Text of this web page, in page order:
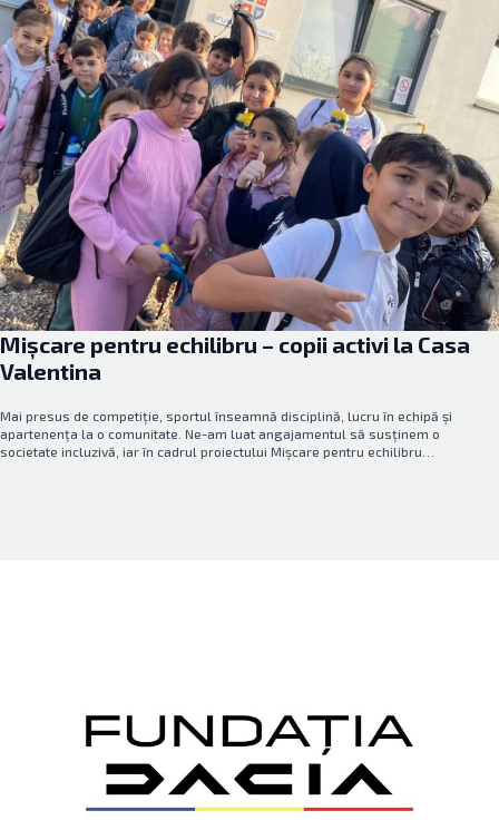
Mișcare pentru echilibru – copii activi la Casa
Valentina
Mai presus de competiție, sportul înseamnă disciplină, lucru în echipă și
apartenența la o comunitate. Ne-am luat angajamentul să susținem o
societate incluzivă, iar în cadrul proiectului Mișcare pentru echilibru…